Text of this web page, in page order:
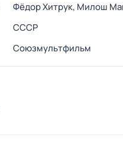
Фёдор Хитрук, Милош
СССР
Союзмультфильм